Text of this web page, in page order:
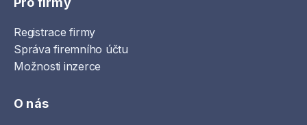
Registrace firmy
Správa firemního účtu
Možnosti inzerce
O nás